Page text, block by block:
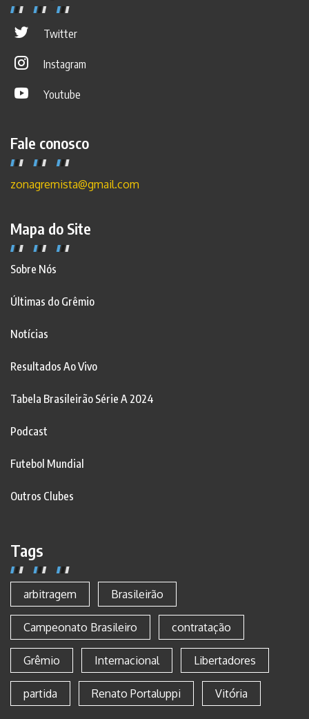
Twitter
Instagram
Youtube
Fale conosco
zonagremista@gmail.com
Mapa do Site
Sobre Nós
Últimas do Grêmio
Notícias
Resultados Ao Vivo
Tabela Brasileirão Série A 2024
Podcast
Futebol Mundial
Outros Clubes
Tags
arbitragem Brasileirão
Campeonato Brasileiro contratação
Grêmio Internacional Libertadores
partida Renato Portaluppi Vitória